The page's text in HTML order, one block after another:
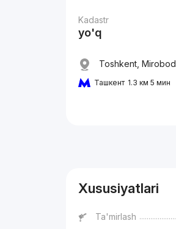
Kadastr
yo'q
Toshkent, Mirobod,
Ташкент 1.3 км 5 мин
Xususiyatlari
Ta'mirlash